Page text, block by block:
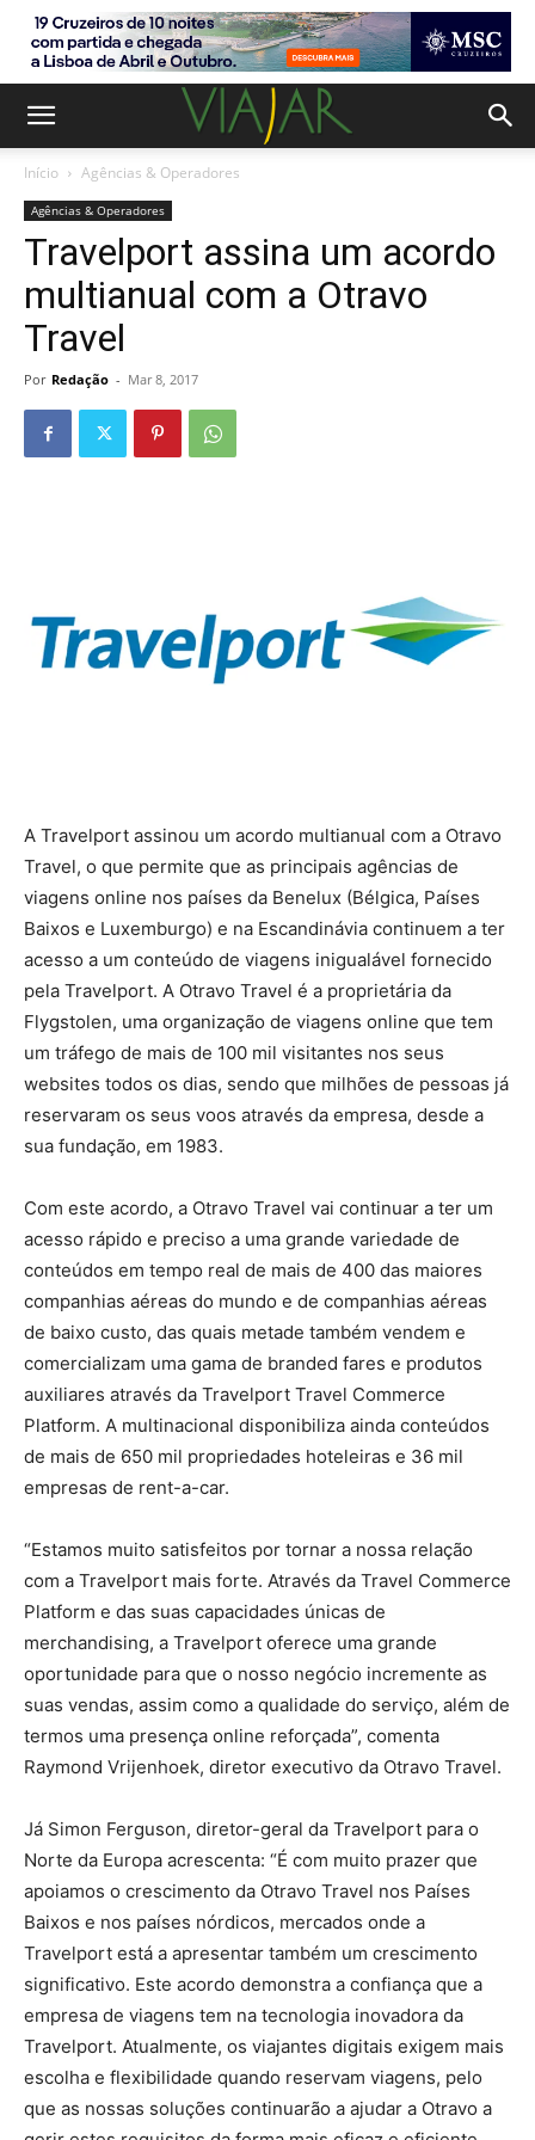
Início Agências & Operadores
Agências & Operadores
Travelport assina um acordo
multianual com a Otravo
Travel
Por Redação - Mar 8, 2017
A Travelport assinou um acordo multianual com a Otravo
Travel, o que permite que as principais agências de
viagens online nos países da Benelux (Bélgica, Países
Baixos e Luxemburgo) e na Escandinávia continuem a ter
acesso a um conteúdo de viagens inigualável fornecido
pela Travelport. A Otravo Travel é a proprietária da
Flygstolen, uma organização de viagens online que tem
um tráfego de mais de 100 mil visitantes nos seus
websites todos os dias, sendo que milhões de pessoas já
reservaram os seus voos através da empresa, desde a
sua fundação, em 1983.
Com este acordo, a Otravo Travel vai continuar a ter um
acesso rápido e preciso a uma grande variedade de
conteúdos em tempo real de mais de 400 das maiores
companhias aéreas do mundo e de companhias aéreas
de baixo custo, das quais metade também vendem e
comercializam uma gama de branded fares e produtos
auxiliares através da Travelport Travel Commerce
Platform. A multinacional disponibiliza ainda conteúdos
de mais de 650 mil propriedades hoteleiras e 36 mil
empresas de rent-a-car.
“Estamos muito satisfeitos por tornar a nossa relação
com a Travelport mais forte. Através da Travel Commerce
Platform e das suas capacidades únicas de
merchandising, a Travelport oferece uma grande
oportunidade para que o nosso negócio incremente as
suas vendas, assim como a qualidade do serviço, além de
termos uma presença online reforçada”, comenta
Raymond Vrijenhoek, diretor executivo da Otravo Travel.
Já Simon Ferguson, diretor-geral da Travelport para o
Norte da Europa acrescenta: “É com muito prazer que
apoiamos o crescimento da Otravo Travel nos Países
Baixos e nos países nórdicos, mercados onde a
Travelport está a apresentar também um crescimento
significativo. Este acordo demonstra a confiança que a
empresa de viagens tem na tecnologia inovadora da
Travelport. Atualmente, os viajantes digitais exigem mais
escolha e flexibilidade quando reservam viagens, pelo
que as nossas soluções continuarão a ajudar a Otravo a